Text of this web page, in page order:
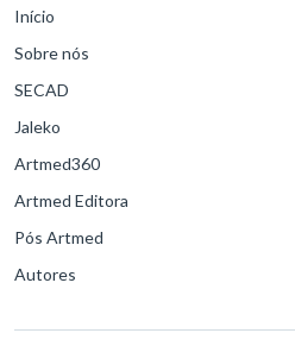
Início
Sobre nós
SECAD
Jaleko
Artmed360
Artmed Editora
Pós Artmed
Autores